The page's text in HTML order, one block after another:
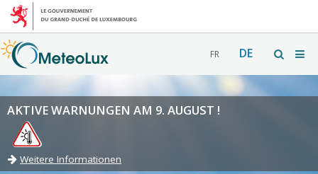
FR DE
AKTIVE WARNUNGEN AM 9. AUGUST !
Weitere Informationen